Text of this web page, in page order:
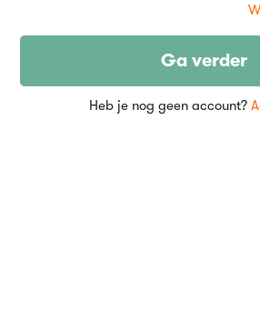
Ga verder
Heb je nog geen account?